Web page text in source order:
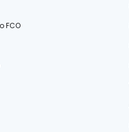
FCO